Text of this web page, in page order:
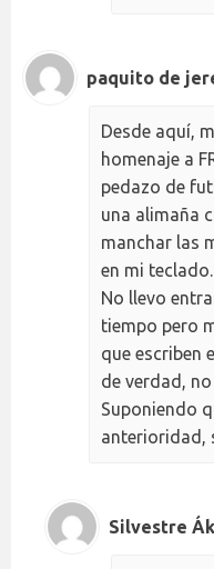
paquito de
Desde aquí,
homenaje a
pedazo de
una alimaña
manchar las
en mi teclado.
No llevo
tiempo pero
que escriben
de verdad,
Suponiendo
anterioridad,
Silvestre